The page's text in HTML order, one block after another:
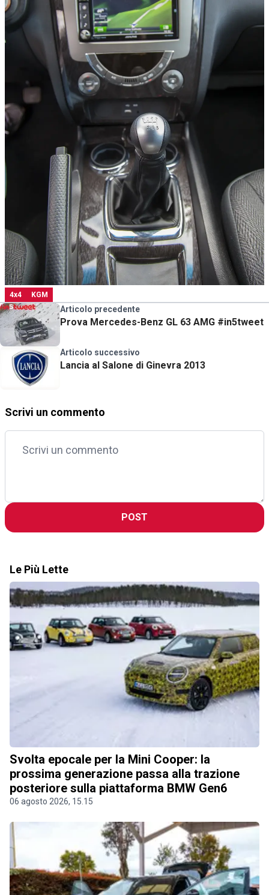
4x4 KGM
Articolo precedente
Prova Mercedes-Benz GL 63 AMG #in5tweet
Articolo successivo
Lancia al Salone di Ginevra 2013
Scrivi un commento
POST
Le Più Lette
Svolta epocale per la Mini Cooper: la
prossima generazione passa alla trazione
posteriore sulla piattaforma BMW Gen6
06 agosto 2026, 15.15